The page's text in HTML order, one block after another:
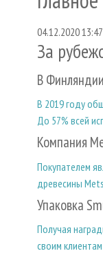
04.12.2020 13:47
За
В
В 2019 году
До 57% всей
Компания
Покупателем
древесины
Упаковка
Получая
своим